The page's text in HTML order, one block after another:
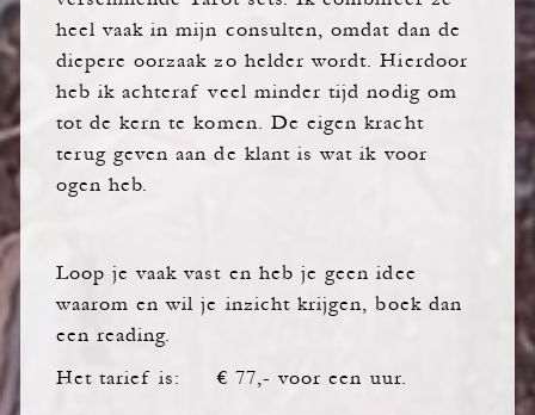
heel vaak in mijn consulten, omdat dan de
diepere oorzaak zo helder wordt. Hierdoor
heb ik achteraf veel minder tijd nodig om
tot de kern te komen. De eigen kracht
terug geven aan de klant is wat ik voor
ogen heb.
Loop je vaak vast en heb je geen idee
waarom en wil je inzicht krijgen, boek dan
een reading.
Het tarief is: € 77,- voor een uur.